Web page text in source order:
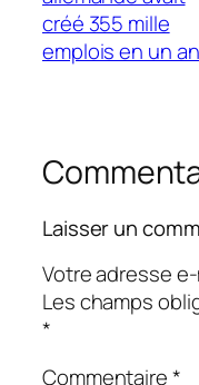
créé 355 mille
emplois en un an
Laisser un
Votre adresse
Les champs
*
Commentaire*